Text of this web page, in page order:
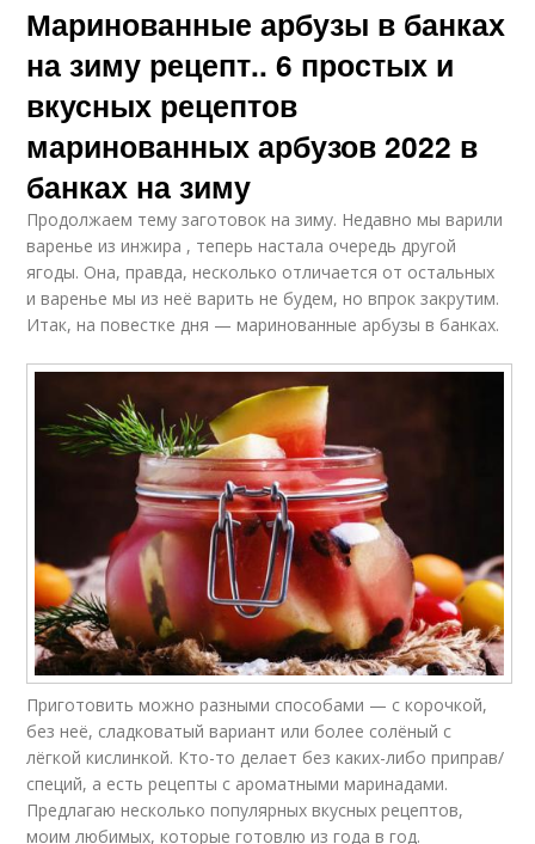
Маринованные арбузы в банках
на зиму рецепт.. 6 простых и
вкусных рецептов
маринованных арбузов 2022 в
банках на зиму
Продолжаем тему заготовок на зиму. Недавно мы варили
варенье из инжира , теперь настала очередь другой
ягоды. Она, правда, несколько отличается от остальных
и варенье мы из неё варить не будем, но впрок закрутим.
Итак, на повестке дня — маринованные арбузы в банках.
Приготовить можно разными способами — с корочкой,
без неё, сладковатый вариант или более солёный с
лёгкой кислинкой. Кто-то делает без каких-либо приправ/
специй, а есть рецепты с ароматными маринадами.
Предлагаю несколько популярных вкусных рецептов,
моим любимых, которые готовлю из года в год.